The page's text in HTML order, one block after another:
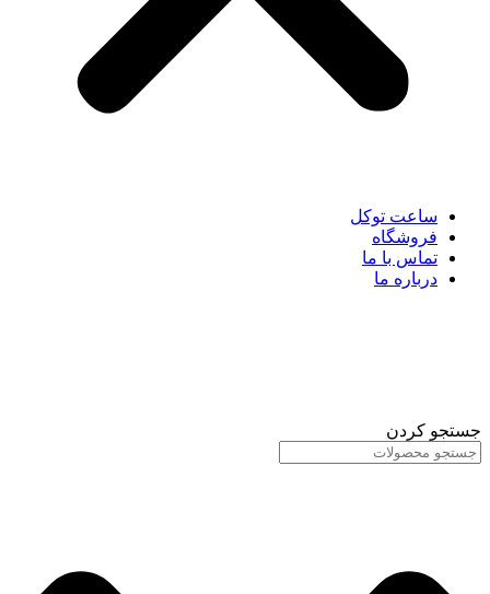
ساعت توکل
فروشگاه
تماس با ما
درباره ما
جستجو کردن